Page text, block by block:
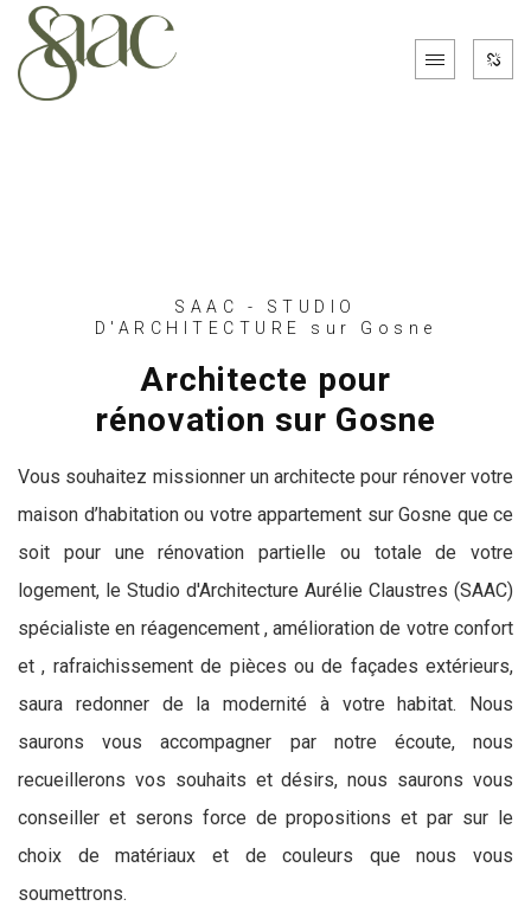
SAAC - STUDIO
D'ARCHITECTURE sur Gosne
Architecte pour
rénovation sur Gosne
Vous souhaitez missionner un architecte pour rénover votre
maison d’habitation ou votre appartement sur Gosne que ce
soit pour une rénovation partielle ou totale de votre
logement, le Studio d'Architecture Aurélie Claustres (SAAC)
spécialiste en réagencement , amélioration de votre confort
et , rafraichissement de pièces ou de façades extérieurs,
saura redonner de la modernité à votre habitat. Nous
saurons vous accompagner par notre écoute, nous
recueillerons vos souhaits et désirs, nous saurons vous
conseiller et serons force de propositions et par sur le
choix de matériaux et de couleurs que nous vous
soumettrons.